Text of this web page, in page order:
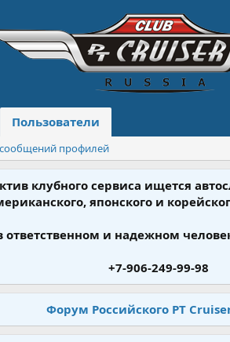
Пользователи
профилей
клубного сервиса ищется
японского и
и надежном
+7-906-249-99-98
Форум Российского PT